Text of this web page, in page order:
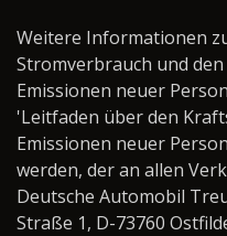
Weitere Informationen
Stromverbrauch und
Emissionen neuer
'Leitfaden über den
Emissionen neuer
werden, der an allen
Deutsche Automobil
Straße 1, D-73760